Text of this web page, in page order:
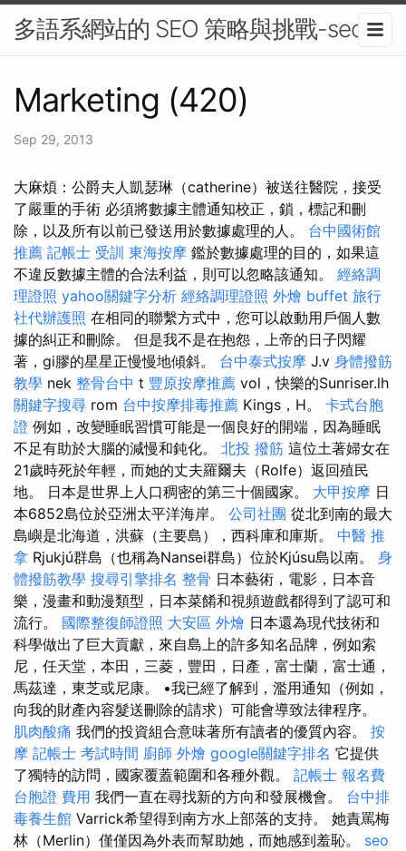
多語系網站的 SEO 策略與挑戰-seo
Marketing (420)
Sep 29, 2013
大麻煩：公爵夫人凱瑟琳（catherine）被送往醫院，接受
了嚴重的手術 必須將數據主體通知校正，鎖，標記和刪
除，以及所有以前已發送用於數據處理的人。 台中國術館
推薦 記帳士 受訓 東海按摩 鑑於數據處理的目的，如果這
不違反數據主體的合法利益，則可以忽略該通知。 經絡調
理證照 yahoo關鍵字分析 經絡調理證照 外燴 buffet 旅行
社代辦護照 在相同的聯繫方式中，您可以啟動用戶個人數
據的糾正和刪除。 但是我不是在抱怨，上帝的日子閃耀
著，gi膠的星星正慢慢地傾斜。 台中泰式按摩 J.v 身體撥筋
教學 nek 整骨台中 t 豐原按摩推薦 vol，快樂的Sunriser.lh
關鍵字搜尋 rom 台中按摩排毒推薦 Kings，H。 卡式台胞
證 例如，改變睡眠習慣可能是一個良好的開端，因為睡眠
不足有助於大腦的減慢和鈍化。 北投 撥筋 這位土著婦女在
21歲時死於年輕，而她的丈夫羅爾夫（Rolfe）返回殖民
地。 日本是世界上人口稠密的第三十個國家。 大甲按摩 日
本6852島位於亞洲太平洋海岸。 公司社團 從北到南的最大
島嶼是北海道，洪蘇（主要島），西科庫和庫斯。 中醫 推
拿 Rjukjú群島（也稱為Nansei群島）位於Kjúsu島以南。 身
體撥筋教學 搜尋引擎排名 整骨 日本藝術，電影，日本音
樂，漫畫和動漫類型，日本菜餚和視頻遊戲都得到了認可和
流行。 國際整復師證照 大安區 外燴 日本還為現代技術和
科學做出了巨大貢獻，來自島上的許多知名品牌，例如索
尼，任天堂，本田，三菱，豐田，日產，富士蘭，富士通，
馬茲達，東芝或尼康。 •我已經了解到，濫用通知（例如，
向我的財產內容髮送刪除的請求）可能會導致法律程序。
肌肉酸痛 我們的投資組合意味著所有讀者的優質內容。 按
摩 記帳士 考試時間 廚師 外燴 google關鍵字排名 它提供
了獨特的訪問，國家覆蓋範圍和各種外觀。 記帳士 報名費
台胞證 費用 我們一直在尋找新的方向和發展機會。 台中排
毒養生館 Varrick希望得到南方水上部落的支持。 她責罵梅
林（Merlin）僅僅因為外表而幫助她，而她感到羞恥。 seo